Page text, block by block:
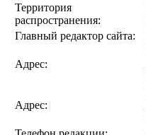
Территория
распространения:
Главный редактор сайта:
Адрес:
Адрес: